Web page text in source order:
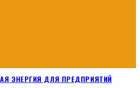
ЭНЕРГИЯ ДЛЯ ПРЕДПРИЯТИЙ